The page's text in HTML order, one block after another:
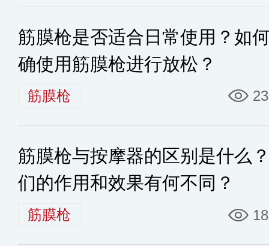
筋膜枪是否适合日常使用？如
确使用筋膜枪进行放松？
筋膜枪
筋膜枪与按摩器的区别是什么
们的作用和效果有何不同？
筋膜枪